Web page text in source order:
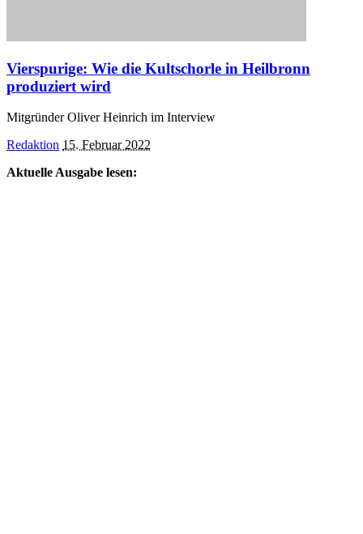
Vierspurige: Wie die Kultschorle in Heilbronn
produziert wird
Mitgründer Oliver Heinrich im Interview
Posted
Redaktion 15. Februar 2022
Aktuelle Ausgabe lesen: